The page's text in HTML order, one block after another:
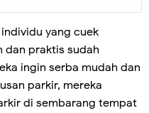
yang cuek
dan praktis sudah
ingin serba mudah dan
parkir, mereka
di sembarang tempat